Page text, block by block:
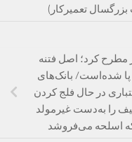
بزرگسال تعمیرکار)
مطرح کرد؛ اصل فتنه
پا شده‌است/ بانک‌های
در حال فلج کردن
را به‌دست غیرمولد
اسلحه می‌فروشد